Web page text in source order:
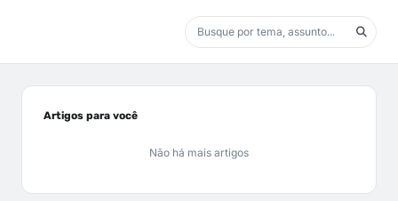
Artigos para você
Não há mais artigos